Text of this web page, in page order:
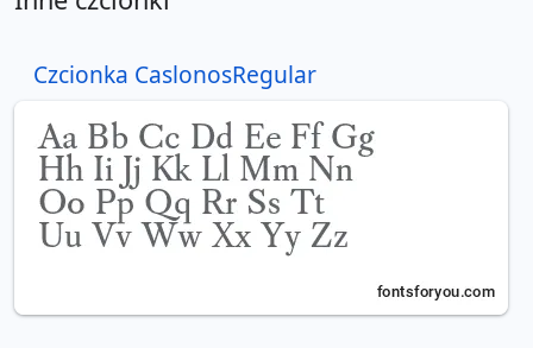
Czcionka CaslonosRegular